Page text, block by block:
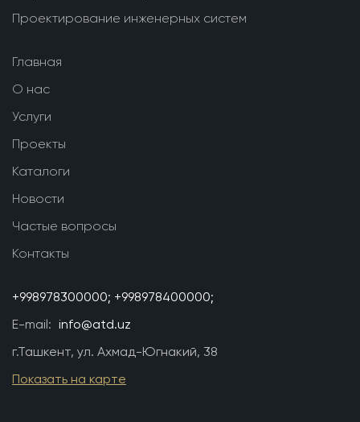
Проектирование инженерных систем
Главная
О нас
Услуги
Проекты
Каталоги
Новости
Частые вопросы
Контакты
+998978300000; +998978400000;
E-mail: info@atd.uz
г.Ташкент, ул. Ахмад-Югнакий, 38
Показать на карте